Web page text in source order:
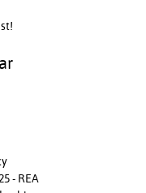
- REA